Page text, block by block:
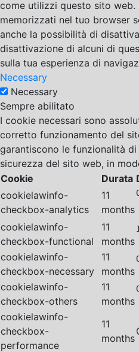
come utilizzi questo sito web.
memorizzati nel tuo browser
anche la possibilità di
disattivazione di alcuni di
sulla tua esperienza di
Necessary
Necessary
Sempre abilitato
I cookie necessari sono
corretto funzionamento del
garantiscono le funzionalità
sicurezza del sito web, in
Cookie
Durata
cookielawinfo-
checkbox-analytics
11
months
cookielawinfo-
checkbox-functional
11
months
cookielawinfo-
checkbox-necessary
11
months
cookielawinfo-
checkbox-others
11
months
cookielawinfo-
checkbox-
performance
11
months